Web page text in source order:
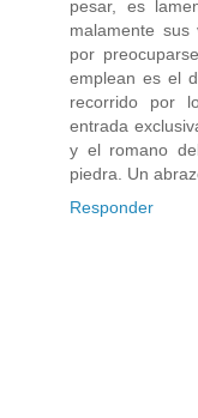
pesar, es
malamente
por
emplean es el
recorrido por
entrada
y el romano
piedra. Un
Responder